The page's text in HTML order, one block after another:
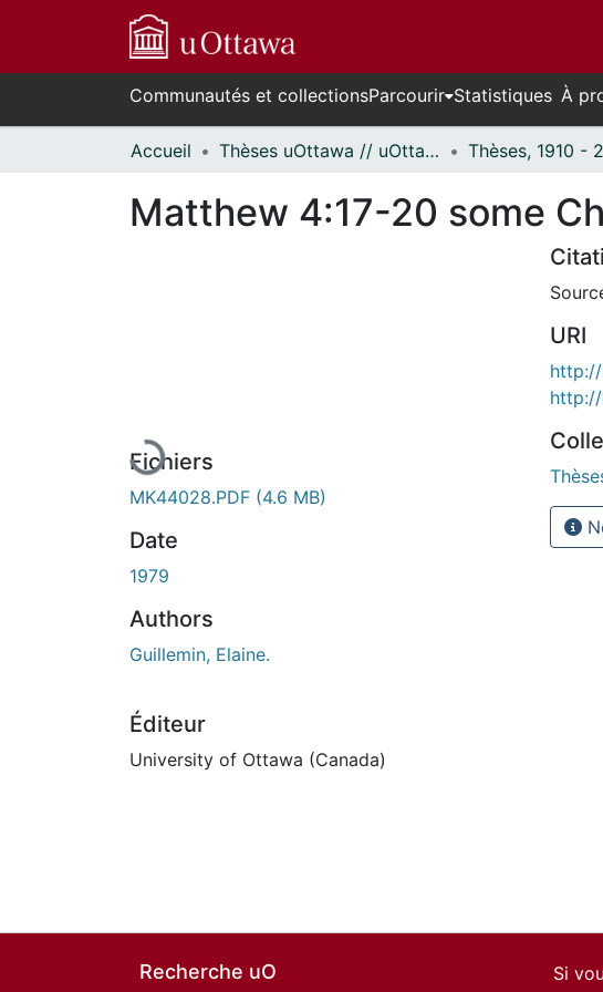
Communautés et collectionsParcourir Statistiques À
Accueil Thèses uOttawa // uOttawa Theses
Matthew 4:17-20 some
Fichiers
MK44028.PDF (4.6 MB)
Date
1979
Authors
Guillemin, Elaine.
Éditeur
University of Ottawa (Canada)
URI
http://
http://
Recherche uO
Si